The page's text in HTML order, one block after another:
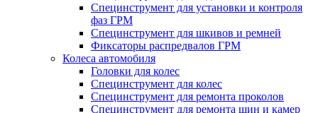
Специнструмент для установки и контроля
фаз ГРМ
Специнструмент для шкивов и ремней
Фиксаторы распредвалов ГРМ
Колеса автомобиля
Головки для колес
Специнструмент для колес
Специнструмент для ремонта проколов
Специнструмент для ремонта шин и камер